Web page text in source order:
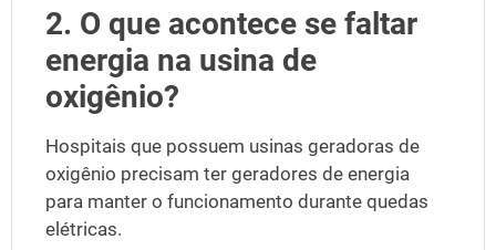
2. O que acontece se faltar
energia na usina de
oxigênio?
Hospitais que possuem usinas geradoras de
oxigênio precisam ter geradores de energia
para manter o funcionamento durante quedas
elétricas.